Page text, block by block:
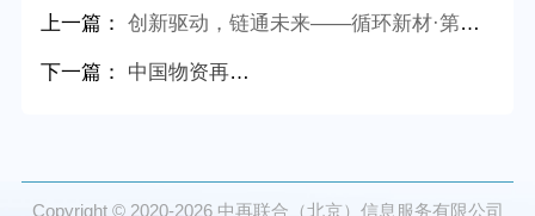
上一篇：创新驱动，链通未来——循环新材·第二十届中国国际塑料回收大会在郑州圆满落幕
下一篇： 中国物资再生协会参加塑料污染政府间谈判委员会第五次会议续会
Copyright © 2020-2026 中再联合（北京）信息服务有限公司